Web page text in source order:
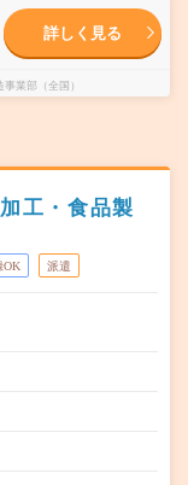
詳しく見る
業部（全国）
工・食品製
OK 派遣